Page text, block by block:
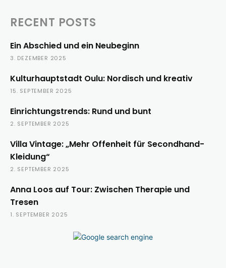
RECENT POSTS
Ein Abschied und ein Neubeginn
3. DEZEMBER 2025
Kulturhauptstadt Oulu: Nordisch und kreativ
15. SEPTEMBER 2025
Einrichtungstrends: Rund und bunt
2. SEPTEMBER 2025
Villa Vintage: „Mehr Offenheit für Secondhand-
Kleidung“
2. SEPTEMBER 2025
Anna Loos auf Tour: Zwischen Therapie und
Tresen
1. SEPTEMBER 2025